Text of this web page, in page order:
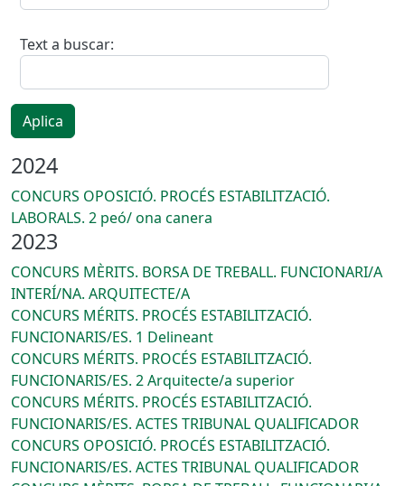
Text a buscar:
Aplica
2024
CONCURS OPOSICIÓ. PROCÉS ESTABILITZACIÓ.
LABORALS. 2 peó/ ona canera
2023
CONCURS MÈRITS. BORSA DE TREBALL. FUNCIONARI/A
INTERÍ/NA. ARQUITECTE/A
CONCURS MÉRITS. PROCÉS ESTABILITZACIÓ.
FUNCIONARIS/ES. 1 Delineant
CONCURS MÉRITS. PROCÉS ESTABILITZACIÓ.
FUNCIONARIS/ES. 2 Arquitecte/a superior
CONCURS MÉRITS. PROCÉS ESTABILITZACIÓ.
FUNCIONARIS/ES. ACTES TRIBUNAL QUALIFICADOR
CONCURS OPOSICIÓ. PROCÉS ESTABILITZACIÓ.
FUNCIONARIS/ES. ACTES TRIBUNAL QUALIFICADOR